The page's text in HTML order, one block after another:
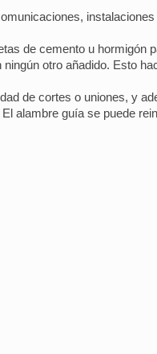
de cemento u hormigón
otro añadido. Esto
de cortes o uniones, y
El alambre guía se puede